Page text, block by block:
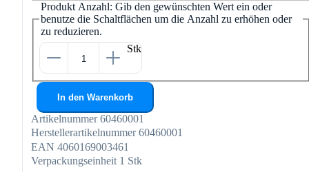
Produkt Anzahl: Gib den gewünschten Wert ein oder
benutze die Schaltflächen um die Anzahl zu erhöhen oder
zu reduzieren.
Stk
In den Warenkorb
Artikelnummer 60460001
Herstellerartikelnummer 60460001
EAN 4060169003461
Verpackungseinheit 1 Stk